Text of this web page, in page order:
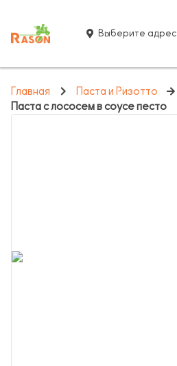
Выберите адрес
Главная
Паста и Ризотто
Паста с лососем в соусе песто